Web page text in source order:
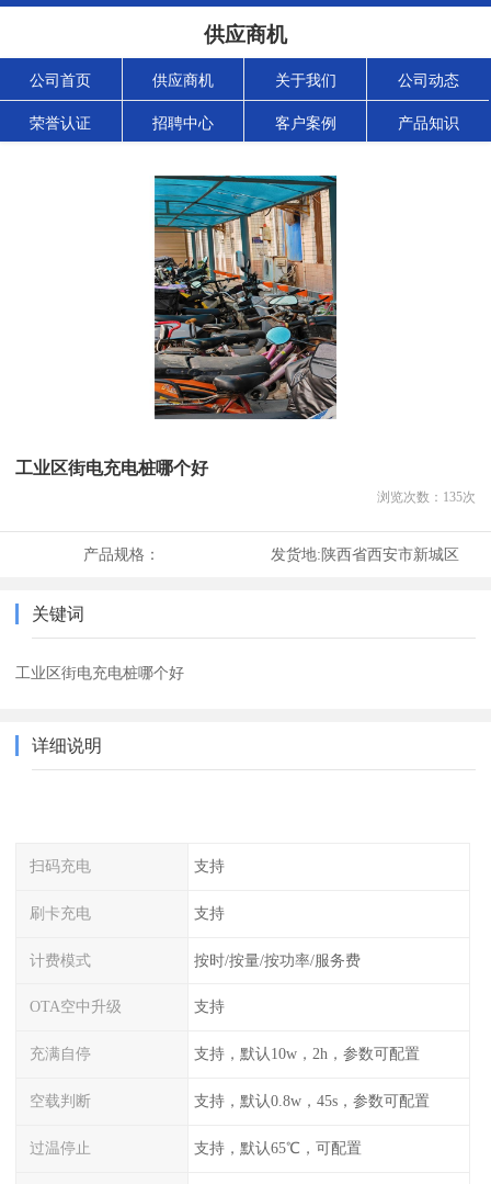
供应商机
公司首页 供应商机 关于我们 公司动态
荣誉认证 招聘中心 客户案例 产品知识
工业区街电充电桩哪个好
浏览次数： 135次
产品规格： 发货地:陕西省西安市新城区
关键词
工业区街电充电桩哪个好
详细说明
扫码充电 支持
刷卡充电 支持
计费模式 按时/按量/按功率/服务费
OTA空中升级 支持
充满自停 支持，默认10w，2h，参数可配置
空载判断 支持，默认0.8w，45s，参数可配置
过温停止 支持，默认65℃，可配置